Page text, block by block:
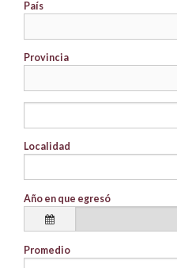
País
Provincia
Localidad
Año en que egresó
Promedio